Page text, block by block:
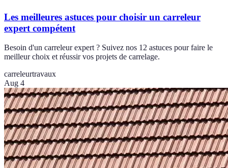
Les meilleures astuces pour choisir un carreleur
expert compétent
Besoin d'un carreleur expert ? Suivez nos 12 astuces pour faire le
meilleur choix et réussir vos projets de carrelage.
carreleurtravaux
Aug 4